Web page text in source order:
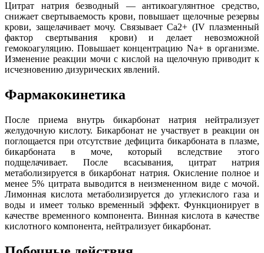
Цитрат натрия безводный — антикоагулянтное средство,
снижает свертываемость крови, повышает щелочные резервы
крови, защелачивает мочу. Связывает Ca2+ (IV плазменный
фактор свертывания крови) и делает невозможной
гемокоагуляцию. Повышает концентрацию Na+ в организме.
Изменение реакции мочи с кислой на щелочную приводит к
исчезновению дизурических явлений.
Фармакокинетика
После приема внутрь бикарбонат натрия нейтрализует
желудочную кислоту. Бикарбонат не участвует в реакции он
поглощается при отсутствие дефицита бикарбоната в плазме,
бикарбоната в моче, который вследствие этого
подщелачивает. После всасывания, цитрат натрия
метаболизируется в бикарбонат натрия. Окисление полное и
менее 5% цитрата выводится в неизмененном виде с мочой.
Лимонная кислота метаболизируется до углекислого газа и
воды и имеет только временный эффект. Функционирует в
качестве временного компонента. Винная кислота в качестве
кислотного компонента, нейтрализует бикарбонат.